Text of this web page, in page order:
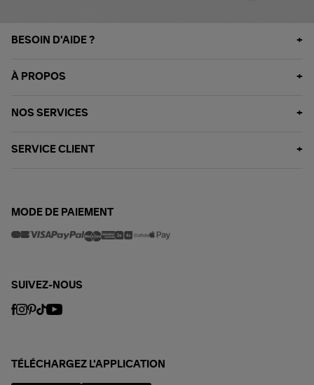
BESOIN D'AIDE ?
À PROPOS
NOS SERVICES
SERVICE CLIENT
MODE DE PAIEMENT
SUIVEZ-NOUS
TÉLÉCHARGEZ L'APPLICATION